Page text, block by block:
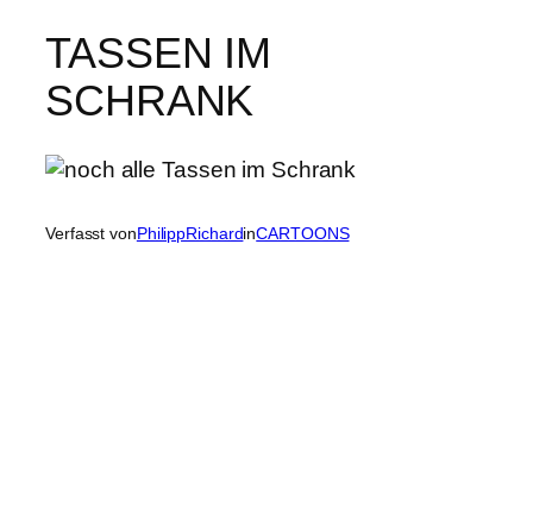
TASSEN IM
SCHRANK
Verfasst vonPhilippRichardinCARTOONS